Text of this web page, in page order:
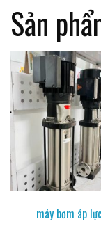
Sản
máy bơm áp